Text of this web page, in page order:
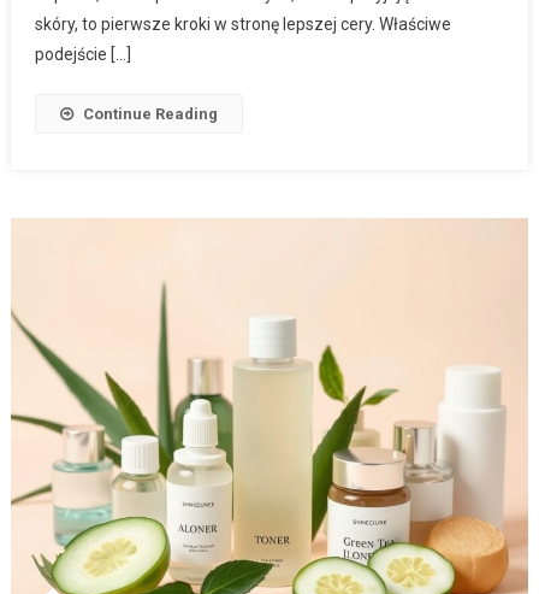
skóry, to pierwsze kroki w stronę lepszej cery. Właściwe
podejście […]
Continue Reading